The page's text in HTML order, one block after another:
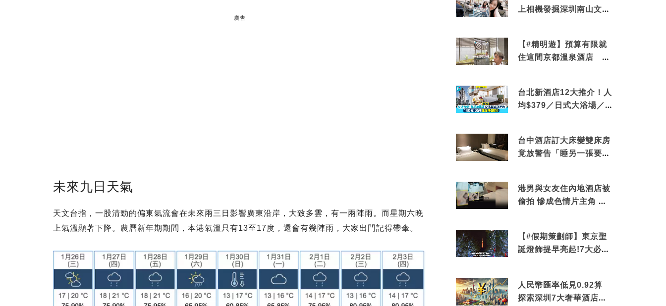
廣告
未來九日天氣
天文台指，一股清勁的偏東氣流會在未來兩三日影響廣東沿岸，大致多雲，有一兩陣雨。而星期六晚
上氣溫顯著下降。農曆新年期期間，本港氣溫只有13至17度，還會有幾陣雨，大家出門記得帶傘。
上相機發掘深圳南山文藝
【#精明遊】預算有限就
住這間京都溫泉酒店 車
台北新酒店12大推介！人
均$379／日式大浴場／1
台中酒店訂大床變雙床房
竟放警告「睡另一張要加
港男與女友住內地酒店被
偷拍 慘成色情片主角 鏡
【#假期策劃師】東京聖
誕燈飾提早亮起!7大必去
人民幣匯率低見0.92算
探索深圳7大奢華酒店體